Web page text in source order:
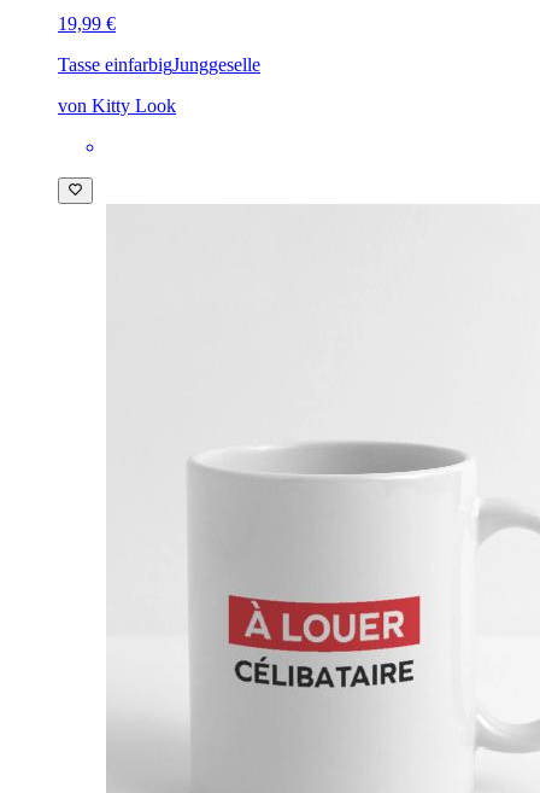
19,99 €
Tasse einfarbigJunggeselle
von Kitty Look